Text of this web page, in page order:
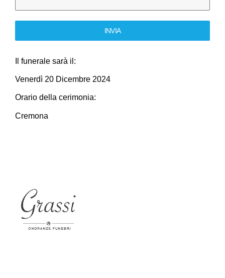
INVIA
Il funerale sarà il:
Venerdì 20 Dicembre 2024
Orario della cerimonia:
Cremona